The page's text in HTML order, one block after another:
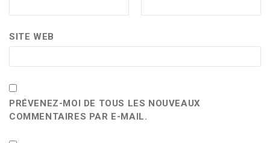
SITE WEB
PRÉVENEZ-MOI DE TOUS LES NOUVEAUX
COMMENTAIRES PAR E-MAIL.